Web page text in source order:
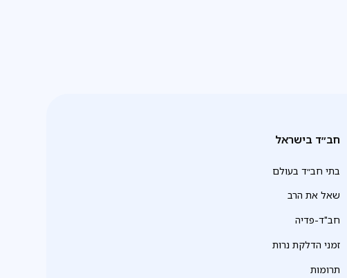
חב״ד בישראל
בתי חב״ד בעולם
שאל את הרב
חב"ד-פדיה
זמני הדלקת נרות
תרומות